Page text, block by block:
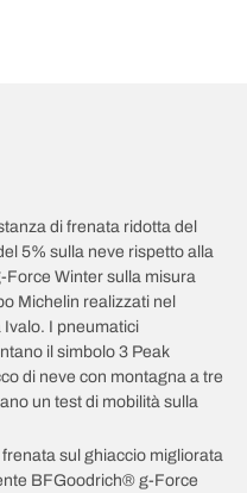
di frenata ridotta del
5% sulla neve rispetto alla
Winter sulla misura
Michelin realizzati nel
Ivalo. I pneumatici
il simbolo 3 Peak
di neve con montagna a tre
un test di mobilità sulla
sul ghiaccio migliorata
BFGoodrich® g-Force